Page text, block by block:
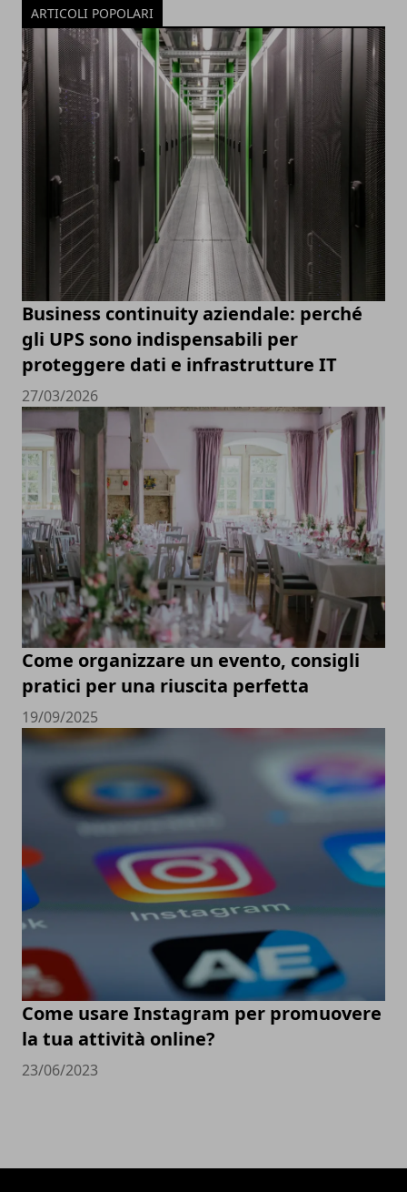
ARTICOLI POPOLARI
Business continuity aziendale: perché
gli UPS sono indispensabili per
proteggere dati e infrastrutture IT
27/03/2026
Come organizzare un evento, consigli
pratici per una riuscita perfetta
19/09/2025
Come usare Instagram per promuovere
la tua attività online?
23/06/2023